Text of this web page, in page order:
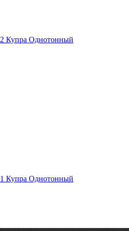
Купра Однотонный
Купра Однотонный